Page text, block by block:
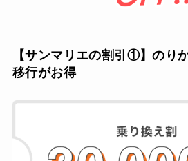
【サンマリエの割引①】のり
移行がお得